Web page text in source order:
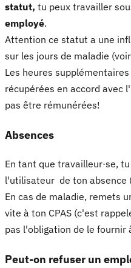
statut, tu peux travailler
employé.
Attention ce statut a une
sur les jours de maladie
Les heures
récupérées en accord avec
pas être rémunérées!
Absences
En tant que travailleur·se,
l'utilisateur de ton absence
En cas de maladie, remets
vite à ton CPAS (c'est
pas l'obligation de le fournir
Peut-on refuser un